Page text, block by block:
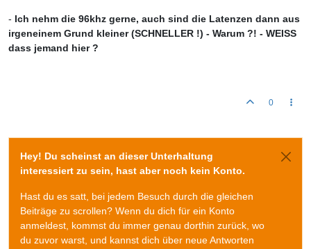
- Ich nehm die 96khz gerne, auch sind die Latenzen dann aus
irgeneinem Grund kleiner (SCHNELLER !) - Warum ?! - WEISS
dass jemand hier ?
0
Hey! Du scheinst an dieser Unterhaltung
interessiert zu sein, hast aber noch kein Konto.
Hast du es satt, bei jedem Besuch durch die gleichen
Beiträge zu scrollen? Wenn du dich für ein Konto
anmeldest, kommst du immer genau dorthin zurück, wo
du zuvor warst, und kannst dich über neue Antworten